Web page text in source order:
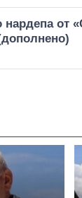
от